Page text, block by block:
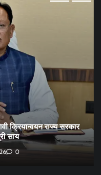
क्रियान्वयन राज्य सरकार
साय
0